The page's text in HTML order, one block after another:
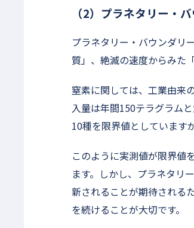
（2）プラネタリー・
プラネタリー・バウンダリ
質」、絶滅の速度からみた
窒素に関しては、工業由来
入量は年間150テラグラム
10種を限界値としています
このように実測値が限界値
ます。しかし、プラネタリ
新されることが期待される
を続けることが大切です。